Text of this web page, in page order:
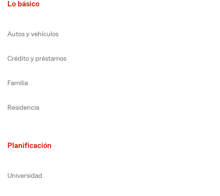
Lo básico
Autos y vehículos
Crédito y préstamos
Familia
Residencia
Planificación
Universidad